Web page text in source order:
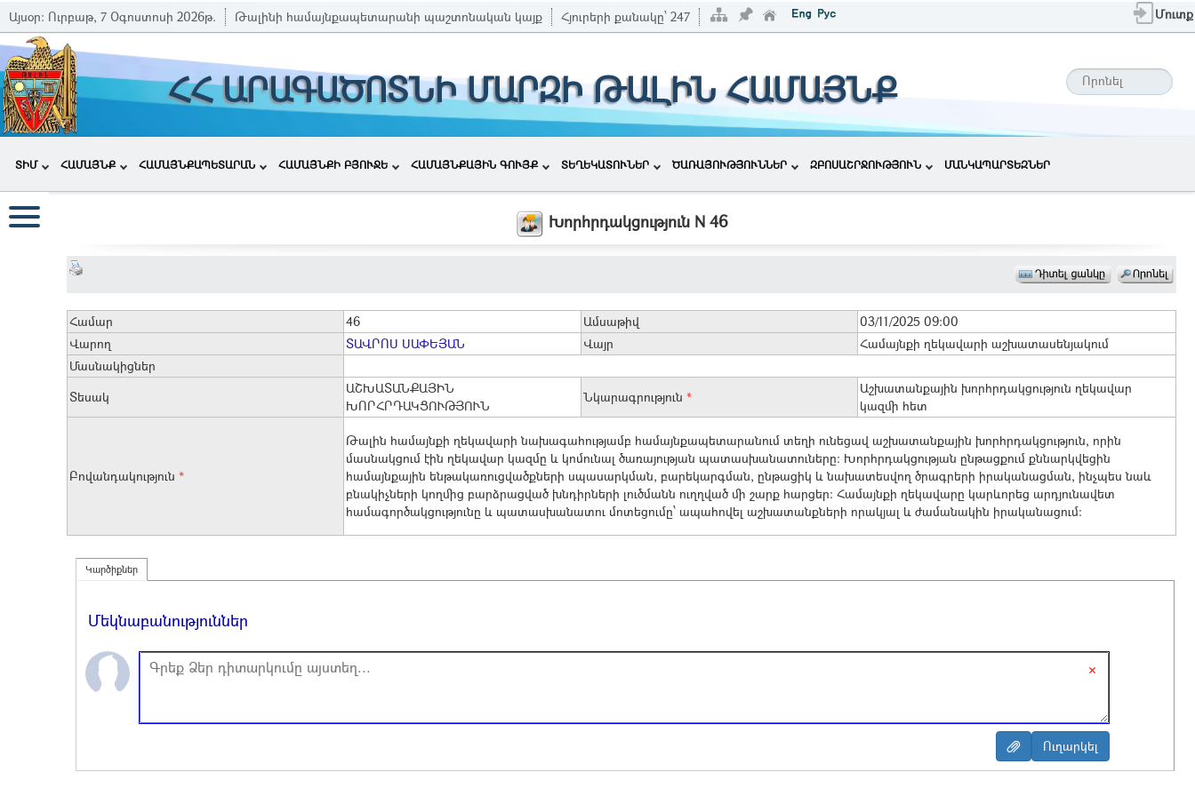
Այսօր: Ուրբաթ, 7 Օգոստոսի 2026թ. Թալինի համայնքապետարանի պաշտոնական կայք Հյուրերի քանակը՝ 247 Մուտք
ՀՀ ԱՐԱԳԱԾՈՏՆԻ ՄԱՐԶԻ ԹԱԼԻՆ ՀԱՄԱՅՆՔ
ՏԻՄ ՀԱՄԱՅՆՔ ՀԱՄԱՅՆՔԱՊԵՏԱՐԱՆ ՀԱՄԱՅՆՔԻ ԲՅՈՒՋԵ ՀԱՄԱՅՆՔԱՅԻՆ ԳՈՒՅՔ ՏԵՂԵԿԱՏՈՒՆԵՐ ԾԱՌԱՅՈՒԹՅՈՒՆՆԵՐ ԶԲՈՍԱՇՐՋՈՒԹՅՈՒՆ ՄԱՆԿԱՊԱՐՏԵԶՆԵՐ
Խորհրդակցություն N 46
Համար 46 Ամսաթիվ
03/11/2025 09:00
Վարող
ՏԱՎՐՈՍ ՍԱՓԵՅԱՆ Վայր
Համայնքի ղեկավարի աշխատասենյակում
Մասնակիցներ
Տեսակ
ԱՇԽԱՏԱՆՔԱՅԻՆ
ԽՈՐՀՐԴԱԿՑՈՒԹՅՈՒՆ
Նկարագրություն *
Աշխատանքային խորհրդակցություն ղեկավար
կազմի հետ
Բովանդակություն *
Թալին համայնքի ղեկավարի նախագահությամբ համայնքապետարանում տեղի ունեցավ աշխատանքային խորհրդակցություն, որին
մասնակցում էին ղեկավար կազմը և կոմունալ ծառայության պատասխանատուները։ Խորհրդակցության ընթացքում քննարկվեցին
համայնքային ենթակառուցվածքների սպասարկման, բարեկարգման, ընթացիկ և նախատեսվող ծրագրերի իրականացման, ինչպես նաև
բնակիչների կողմից բարձրացված խնդիրների լուծմանն ուղղված մի շարք հարցեր։ Համայնքի ղեկավարը կարևորեց արդյունավետ
համագործակցությունը և պատասխանատու մոտեցումը՝ ապահովել աշխատանքների որակյալ և ժամանակին իրականացում։
Կարծիքներ
Մեկնաբանություններ
×